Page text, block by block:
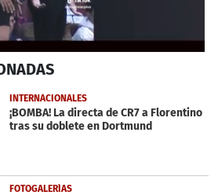
INTERNACIONALES
¡BOMBA! La directa de CR7 a Florentino
tras su doblete en Dortmund
FOTOGALERÍAS